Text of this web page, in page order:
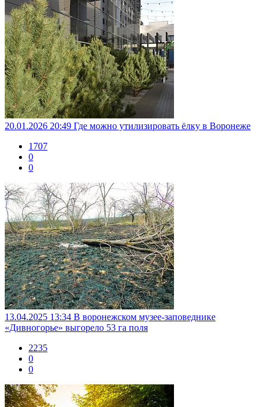
20.01.2026 20:49 Где можно утилизировать ёлку в Воронеже
1707
0
0
13.04.2025 13:34 В воронежском музее-заповеднике
«Дивногорье» выгорело 53 га поля
2235
0
0